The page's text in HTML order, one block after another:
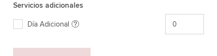
Servicios adicionales
Día Adicional